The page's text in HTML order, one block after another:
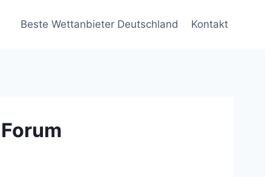
Beste Wettanbieter Deutschland Kontakt